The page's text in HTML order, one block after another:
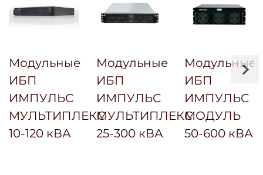
Модульные
ИБП
ИМПУЛЬС
МУЛЬТИПЛЕКС
10-120 кВА
Модульные
ИБП
ИМПУЛЬС
МУЛЬТИПЛЕКС
25-300 кВА
Модульные
ИБП
ИМПУЛЬС
МОДУЛЬ
50-600 кВА